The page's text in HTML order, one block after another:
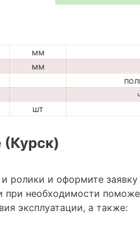
мм
мм
шт
(Курск)
и ролики и оформите
при необходимости
эксплуатации, а также: